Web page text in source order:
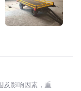
及影响因素，重